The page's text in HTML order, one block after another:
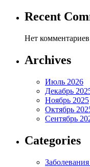
Recent
Нет
Archives
Июль 2026
Декабрь
Ноябрь 2025
Октябрь
Сентябрь
Categories